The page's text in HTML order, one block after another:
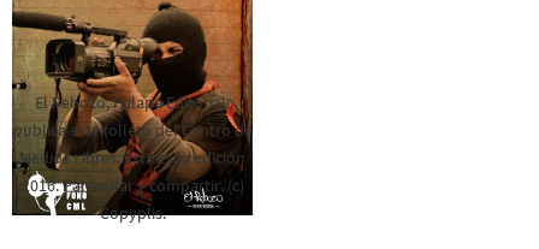
El Rebozo, Palapa Editorial,
publica este folleto del Centro de
Medios Libres. Esta es la edición
2016. Para rolar y compartir. (c)
Copyplis.